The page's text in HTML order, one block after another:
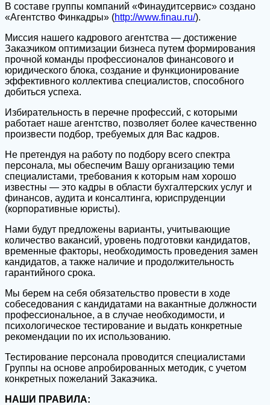
В составе группы компаний «Финаудитсервис» создано
«Агентство Финкадры» (http://www.finau.ru/).
Миссия нашего кадрового агентства — достижение
Заказчиком оптимизации бизнеса путем формирования
прочной команды профессионалов финансового и
юридического блока, создание и функционирование
эффективного коллектива специалистов, способного
добиться успеха.
Избирательность в перечне профессий, с которыми
работает наше агентство, позволяет более качественно
произвести подбор, требуемых для Вас кадров.
Не претендуя на работу по подбору всего спектра
персонала, мы обеспечим Вашу организацию теми
специалистами, требования к которым нам хорошо
известны — это кадры в области бухгалтерских услуг и
финансов, аудита и консалтинга, юриспруденции
(корпоративные юристы).
Нами будут предложены варианты, учитывающие
количество вакансий, уровень подготовки кандидатов,
временные факторы, необходимость проведения замен
кандидатов, а также наличие и продолжительность
гарантийного срока.
Мы берем на себя обязательство провести в ходе
собеседования с кандидатами на вакантные должности
профессиональное, а в случае необходимости, и
психологическое тестирование и выдать конкретные
рекомендации по их использованию.
Тестирование персонала проводится специалистами
Группы на основе апробированных методик, с учетом
конкретных пожеланий Заказчика.
НАШИ ПРАВИЛА: